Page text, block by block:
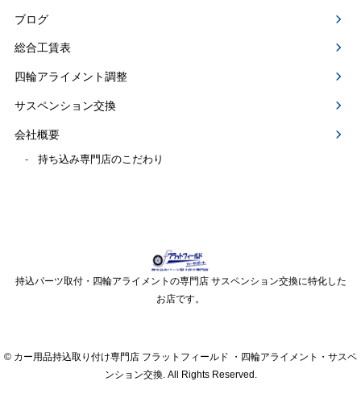
ブログ
総合工賃表
四輪アライメント調整
サスペンション交換
会社概要
持ち込み専門店のこだわり
持込パーツ取付・四輪アライメントの専門店 サスペンション交換に特化した
お店です。
© カー用品持込取り付け専門店 フラットフィールド ・四輪アライメント・サスペ
ンション交換. All Rights Reserved.